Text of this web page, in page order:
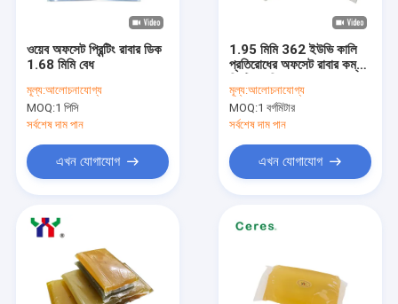
ওয়েব অফসেট প্রিন্টিং রাবার ডিক
1.68 মিমি বেধ
মূল্য:আলোচনাযোগ্য
MOQ:1 পিসি
সর্বশেষ দাম পান
এখন যোগাযোগ
1.95 মিমি 362 ইউভি কালি
প্রতিরোধের অফসেট রাবার কম্বল
মূল্য:আলোচনাযোগ্য
MOQ:1 বর্গমিটার
সর্বশেষ দাম পান
এখন যোগাযোগ